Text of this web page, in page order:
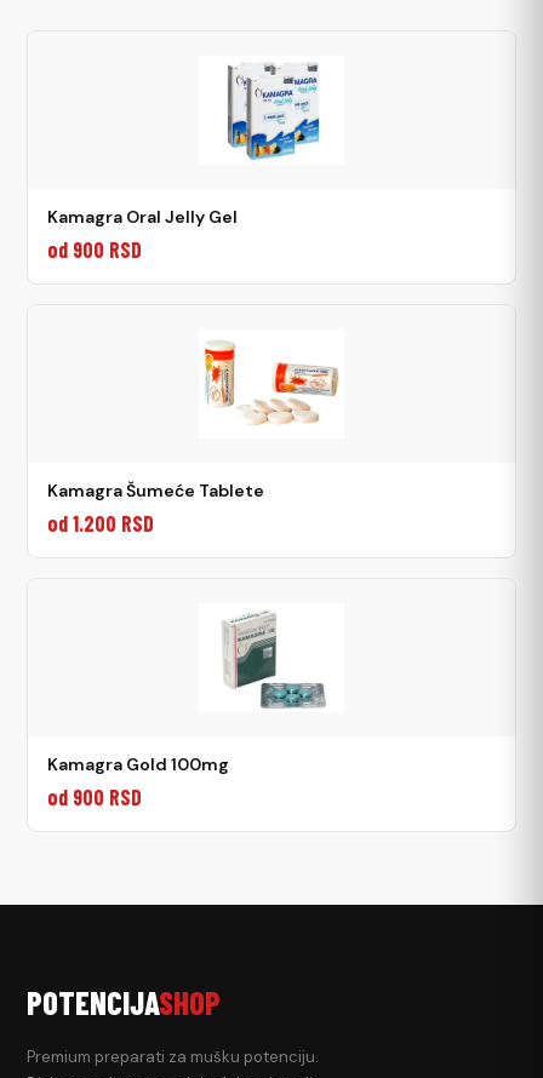
Kamagra Oral Jelly Gel
od 900 RSD
Kamagra Šumeće Tablete
od 1.200 RSD
Kamagra Gold 100mg
od 900 RSD
POTENCIJASHOP
Premium preparati za mušku potenciju.